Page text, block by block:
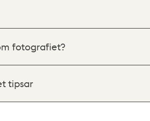
fotografiet?
tipsar